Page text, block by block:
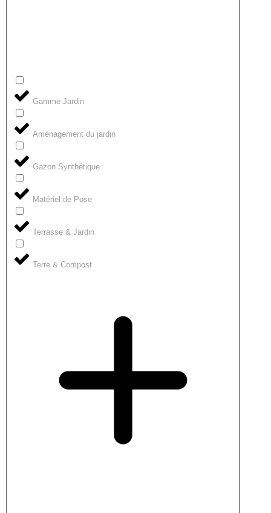
Gamme Jardin
Aménagement du jardin
Gazon Synthétique
Matériel de Pose
Terrasse & Jardin
Terre & Compost